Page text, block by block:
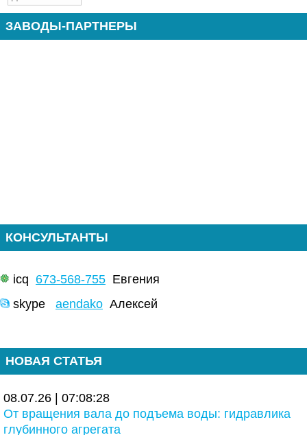
ЗАВОДЫ-ПАРТНЕРЫ
КОНСУЛЬТАНТЫ
icq 673-568-755 Евгения
skype aendako Алексей
НОВАЯ СТАТЬЯ
08.07.26 | 07:08:28
От вращения вала до подъема воды: гидравлика
глубинного агрегата